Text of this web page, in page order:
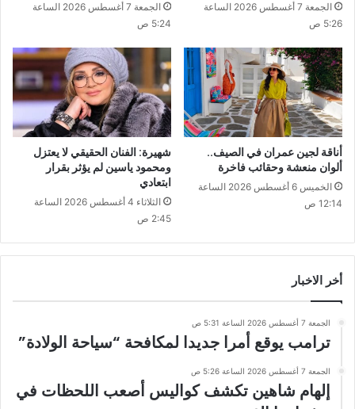
الجمعة 7 أغسطس 2026 الساعة
5:26 ص
الجمعة 7 أغسطس 2026 الساعة
5:24 ص
أناقة لجين عمران في الصيف..
ألوان منعشة وحقائب فاخرة
الخميس 6 أغسطس 2026 الساعة
12:14 ص
شهيرة: الفنان الحقيقي لا يعتزل
ومحمود ياسين لم يؤثر بقرار
ابتعادي
الثلاثاء 4 أغسطس 2026 الساعة
2:45 ص
أخر الاخبار
الجمعة 7 أغسطس 2026 الساعة 5:31 ص
ترامب يوقع أمرا جديدا لمكافحة “سياحة الولادة”
الجمعة 7 أغسطس 2026 الساعة 5:26 ص
إلهام شاهين تكشف كواليس أصعب اللحظات في